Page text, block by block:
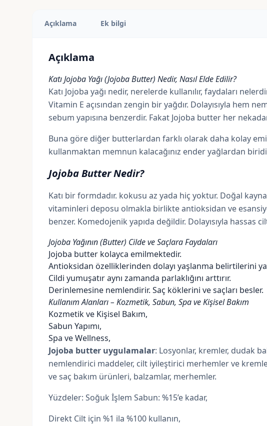
Açıklama Ek bilgi
Açıklama
Katı Jojoba Yağı (Jojoba Butter) Nedir, Nasıl Elde Edilir?
Katı Jojoba yağı nedir, nerelerde kullanılır, faydaları
Vitamin E açısından zengin bir yağdır. Dolayısıyla hem
sebum yapısına benzerdir. Fakat Jojoba butter her
Buna göre diğer butterlardan farklı olarak daha kolay
kullanmaktan memnun kalacağınız ender yağlardan
Jojoba Butter Nedir?
Katı bir formdadır. kokusu az yada hiç yoktur. Doğal
vitaminleri deposu olmakla birlikte antioksidan ve
benzer. Komedojenik yapıda değildir. Dolayısıyla hassas
Jojoba Yağının (Butter) Cilde ve Saçlara Faydaları
Jojoba butter kolayca emilmektedir.
Antioksidan özelliklerinden dolayı yaşlanma belirtilerini
Cildi yumuşatır aynı zamanda parlaklığını arttırır.
Derinlemesine nemlendirir. Saç köklerini ve saçları besler.
Kullanım Alanları – Kozmetik, Sabun, Spa ve Kişisel Bakım
Kozmetik ve Kişisel Bakım,
Sabun Yapımı,
Spa ve Wellness,
Jojoba butter uygulamalar: Losyonlar, kremler, dudak
nemlendirici maddeler, cilt iyileştirici merhemler ve
ve saç bakım ürünleri, balzamlar, merhemler.
Yüzdeler: Soğuk İşlem Sabun: %15’e kadar,
Direkt Cilt için %1 ila %100 kullanın,